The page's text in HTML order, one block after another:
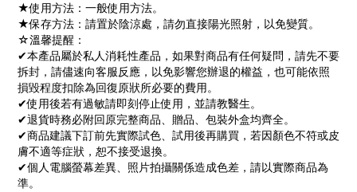
★使用方法：一般使用方法。
★保存方法：請置於陰涼處，請勿直接陽光照射，以免變質。
☆溫馨提醒：
✔本產品屬於私人消耗性產品，如果對商品有任何疑問，請先不要
拆封，請儘速向客服反應，以免影響您辦退的權益，也可能依照
損毀程度扣除為回復原狀所必要的費用。
✔使用後若有過敏請即刻停止使用，並請教醫生。
✔退貨時務必附回原完整商品、贈品、包裝外盒均齊全。
✔商品建議下訂前先實際試色、試用後再購買，若因顏色不符或皮
膚不適等症狀，恕不接受退換。
✔個人電腦螢幕差異、照片拍攝關係造成色差，請以實際商品為
準。